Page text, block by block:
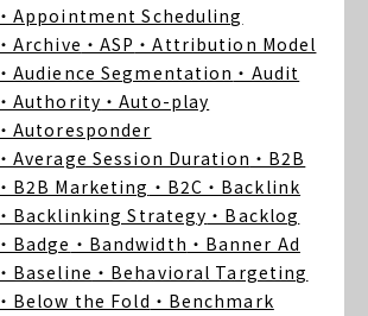
・Appointment Scheduling
・Archive ・ASP ・Attribution Model
・Audience Segmentation ・Audit
・Authority ・Auto-play
・Autoresponder
・Average Session Duration ・B2B
・B2B Marketing ・B2C ・Backlink
・Backlinking Strategy ・Backlog
・Badge ・Bandwidth ・Banner Ad
・Baseline ・Behavioral Targeting
・Below the Fold ・Benchmark